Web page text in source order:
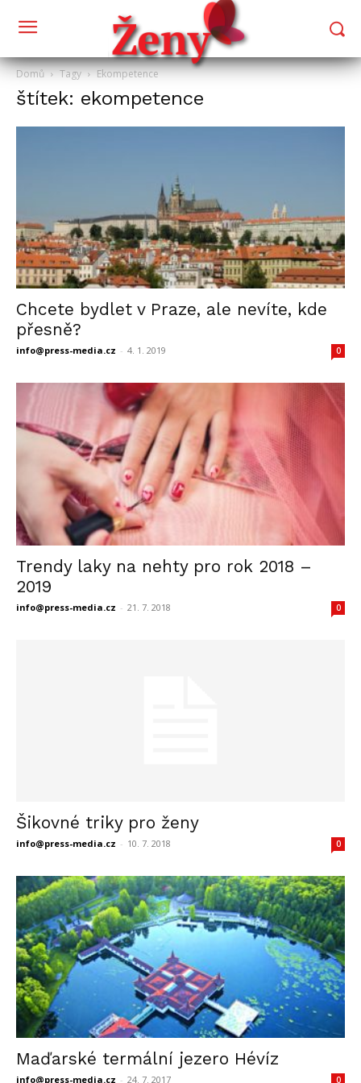
Domů Tagy Ekompetence
štítek: ekompetence
Chcete bydlet v Praze, ale nevíte, kde
přesně?
info@press-media.cz - 4. 1. 2019 0
Trendy laky na nehty pro rok 2018 –
2019
info@press-media.cz - 21. 7. 2018 0
Šikovné triky pro ženy
info@press-media.cz - 10. 7. 2018 0
Maďarské termální jezero Hévíz
info@press-media.cz - 24. 7. 2017 0